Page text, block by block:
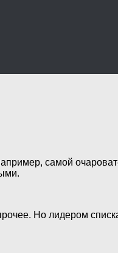
самой
Но лидером